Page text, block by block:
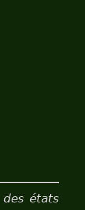
états